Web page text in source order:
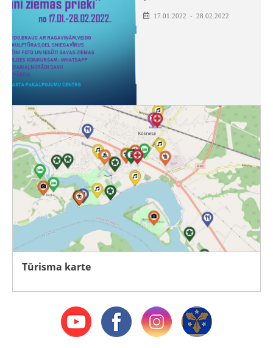
17.01.2022 - 28.02.2022
Tūrisma karte